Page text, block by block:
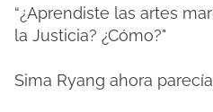
“¿Aprendiste las artes
la Justicia? ¿Cómo?"
Sima Ryang ahora